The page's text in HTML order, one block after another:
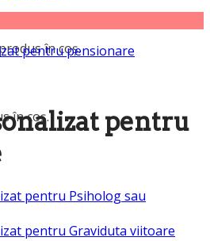
în coș.
în coș.
pentru